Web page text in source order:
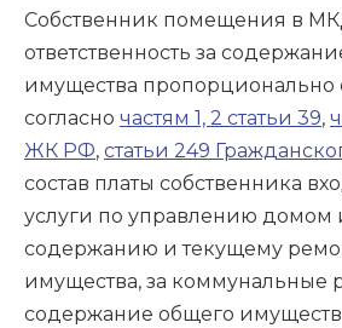
Собственник помещения в
ответственность за
имущества пропорционально
согласно частям 1, 2 статьи 39,
ЖК РФ, статьи 249
состав платы собственника
услуги по управлению домом
содержанию и текущему
имущества, за коммунальные
содержание общего